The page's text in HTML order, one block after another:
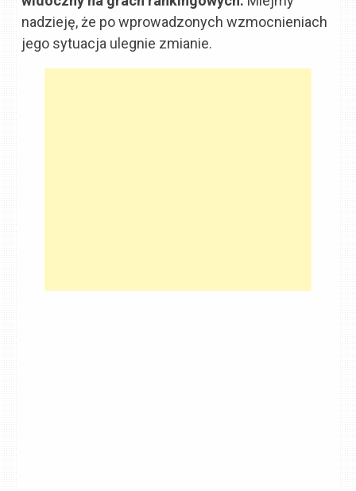
nadzieję, że po wprowadzonych wzmocnieniach
jego sytuacja ulegnie zmianie.